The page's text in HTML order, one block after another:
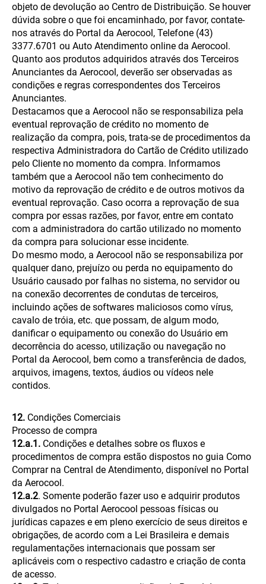
objeto de devolução ao Centro de Distribuição. Se houver
dúvida sobre o que foi encaminhado, por favor, contate-
nos através do Portal da Aerocool, Telefone (43)
3377.6701 ou Auto Atendimento online da Aerocool.
Quanto aos produtos adquiridos através dos Terceiros
Anunciantes da Aerocool, deverão ser observadas as
condições e regras correspondentes dos Terceiros
Anunciantes.
Destacamos que a Aerocool não se responsabiliza pela
eventual reprovação de crédito no momento de
realização da compra, pois, trata-se de procedimentos da
respectiva Administradora do Cartão de Crédito utilizado
pelo Cliente no momento da compra. Informamos
também que a Aerocool não tem conhecimento do
motivo da reprovação de crédito e de outros motivos da
eventual reprovação. Caso ocorra a reprovação de sua
compra por essas razões, por favor, entre em contato
com a administradora do cartão utilizado no momento
da compra para solucionar esse incidente.
Do mesmo modo, a Aerocool não se responsabiliza por
qualquer dano, prejuízo ou perda no equipamento do
Usuário causado por falhas no sistema, no servidor ou
na conexão decorrentes de condutas de terceiros,
incluindo ações de softwares maliciosos como vírus,
cavalo de tróia, etc. que possam, de algum modo,
danificar o equipamento ou conexão do Usuário em
decorrência do acesso, utilização ou navegação no
Portal da Aerocool, bem como a transferência de dados,
arquivos, imagens, textos, áudios ou vídeos nele
contidos.
12. Condições Comerciais
Processo de compra
12.a.1. Condições e detalhes sobre os fluxos e
procedimentos de compra estão dispostos no guia Como
Comprar na Central de Atendimento, disponível no Portal
da Aerocool.
12.a.2. Somente poderão fazer uso e adquirir produtos
divulgados no Portal Aerocool pessoas físicas ou
jurídicas capazes e em pleno exercício de seus direitos e
obrigações, de acordo com a Lei Brasileira e demais
regulamentações internacionais que possam ser
aplicáveis com o respectivo cadastro e criação de conta
de acesso.